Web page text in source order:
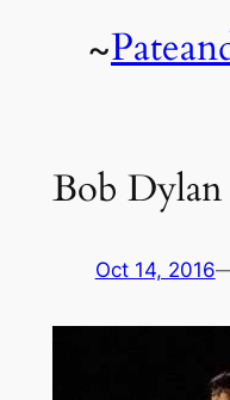
~
Bob Dylan
Oct 14, 2016